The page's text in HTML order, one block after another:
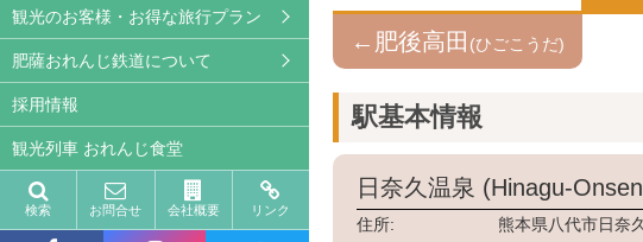
動画ギャラリー
観光のお客様・お得な旅行プラン
肥薩おれんじ鉄道について
採用情報
観光列車 おれんじ食堂
検索 お問合せ 会社概要 リンク
←肥後高田 (ひごこうだ)
駅基本情報
日奈久温泉 (Hinagu-
住所:
熊本県八代市日奈